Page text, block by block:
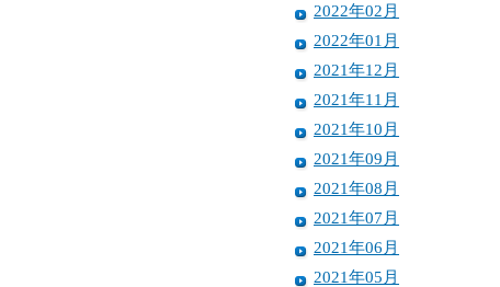
2022年02月
2022年01月
2021年12月
2021年11月
2021年10月
2021年09月
2021年08月
2021年07月
2021年06月
2021年05月